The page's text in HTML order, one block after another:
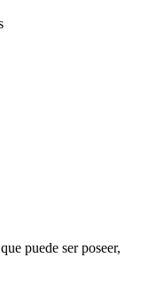
puede ser poseer,